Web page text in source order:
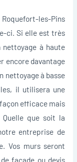
les-Pins
ci. Si elle est très
à haute
encore davantage
nettoyage à basse
il utilisera une
efficace mais
Quelle que soit la
entreprise de
Vos murs seront
façade ou devis